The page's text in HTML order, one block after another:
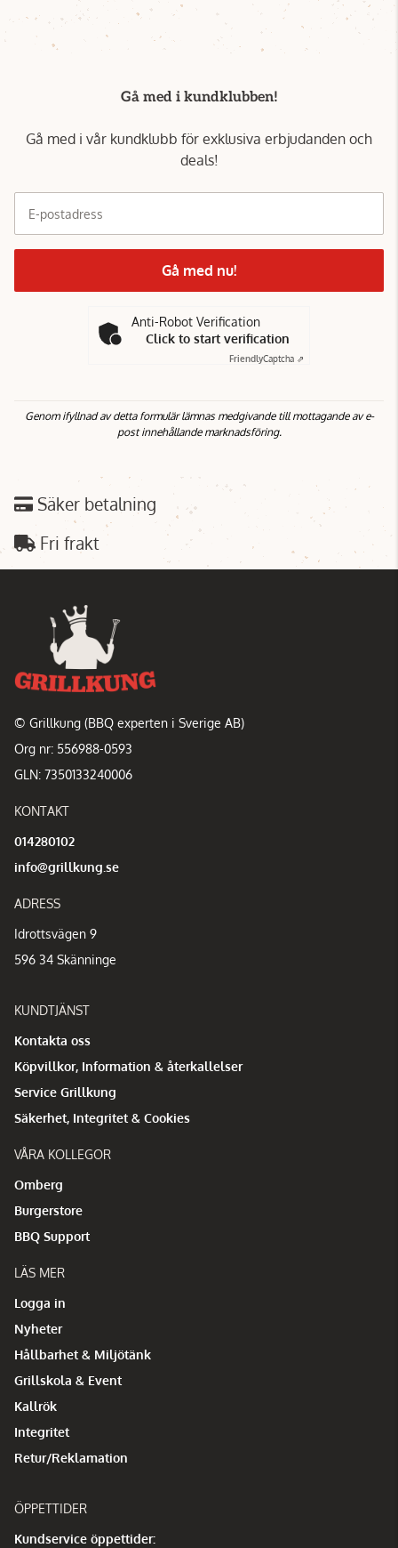
Gå med i kundklubben!
Gå med i vår kundklubb för exklusiva erbjudanden och
deals!
E-postadress
Gå med nu!
Anti-Robot Verification
Click to start verification
FriendlyCaptcha ⇗
Genom ifyllnad av detta formulär lämnas medgivande till mottagande av e-
post innehållande marknadsföring.
Säker betalning
Fri frakt
© Grillkung (BBQ experten i Sverige AB)
Org nr: 556988-0593
GLN: 7350133240006
KONTAKT
014280102
info@grillkung.se
ADRESS
Idrottsvägen 9
596 34 Skänninge
KUNDTJÄNST
Kontakta oss
Köpvillkor, Information & återkallelser
Service Grillkung
Säkerhet, Integritet & Cookies
VÅRA KOLLEGOR
Omberg
Burgerstore
BBQ Support
LÄS MER
Logga in
Nyheter
Hållbarhet & Miljötänk
Grillskola & Event
Kallrök
Integritet
Retur/Reklamation
ÖPPETTIDER
Kundservice öppettider: